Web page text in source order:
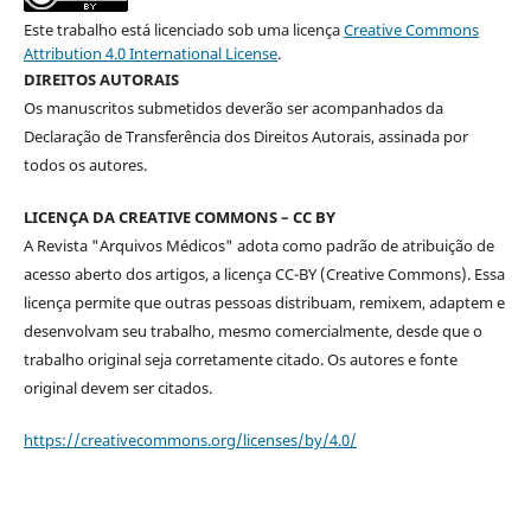
Este trabalho está licenciado sob uma licençaCreative Commons
Attribution 4.0 International License.
DIREITOS AUTORAIS
Os manuscritos submetidos deverão ser acompanhados da
Declaração de Transferência dos Direitos Autorais, assinada por
todos os autores.
LICENÇA DA CREATIVE COMMONS – CC BY
A Revista "Arquivos Médicos" adota como padrão de atribuição de
acesso aberto dos artigos, a licença CC-BY (Creative Commons). Essa
licença permite que outras pessoas distribuam, remixem, adaptem e
desenvolvam seu trabalho, mesmo comercialmente, desde que o
trabalho original seja corretamente citado. Os autores e fonte
original devem ser citados.
https://creativecommons.org/licenses/by/4.0/